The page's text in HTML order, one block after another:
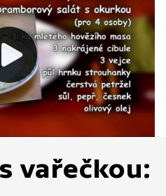
vařečkou: